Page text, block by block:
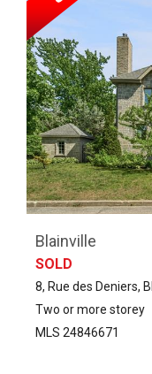
Blainville
SOLD
8, Rue des Deniers,
Two or more storey
MLS 24846671